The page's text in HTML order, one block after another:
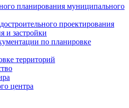
планирования муниципального
проектирования
и застройки
по планировке
территорий
центра